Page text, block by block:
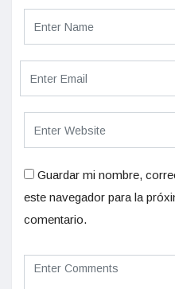
Guardar mi nombre,
este navegador para la
comentario.